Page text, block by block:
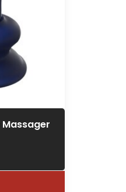
Massager